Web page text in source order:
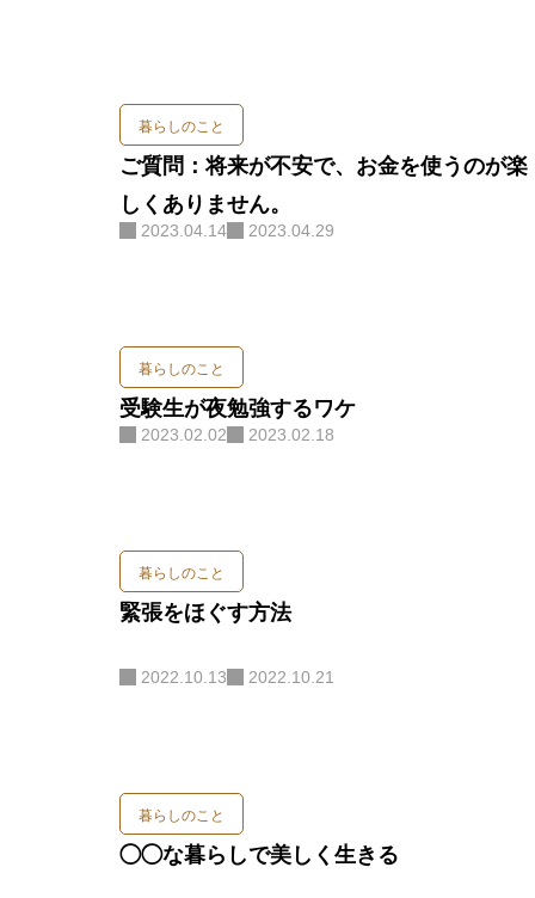
暮らしのこと
ご質問：将来が不安で、お金を使うのが楽
しくありません。
2023.04.14 2023.04.29
暮らしのこと
受験生が夜勉強するワケ
2023.02.02 2023.02.18
暮らしのこと
緊張をほぐす方法
2022.10.13 2022.10.21
暮らしのこと
◯◯な暮らしで美しく生きる